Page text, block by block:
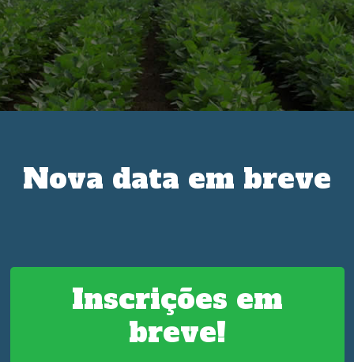
Nova data em breve
Inscrições em
breve!